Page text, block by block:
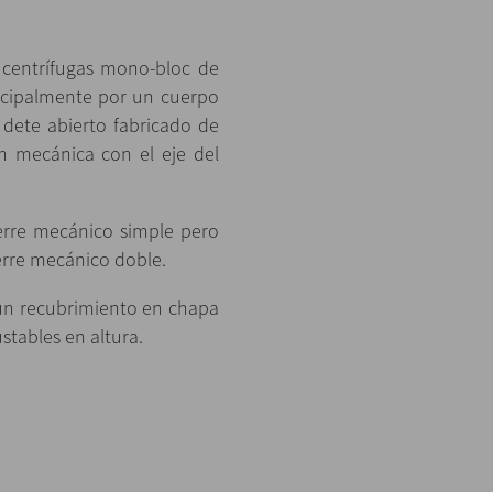
mono-bloc de
por un cuerpo
abierto fabricado de
mecánica con el eje del
mecánico simple pero
mecánico doble.
recubrimiento en chapa
en altura.